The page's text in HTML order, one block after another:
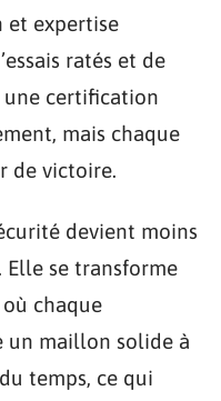
et expertise
ratés et de
une certification
mais chaque
de victoire.
devient moins
se transforme
chaque
un maillon solide à
temps, ce qui